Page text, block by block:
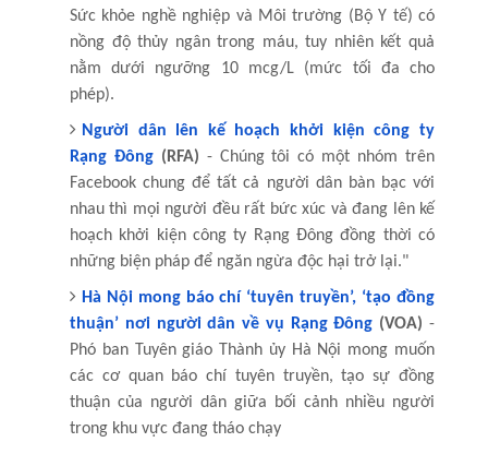
Sức khỏe nghề nghiệp và Môi trường (Bộ Y tế) có
nồng độ thủy ngân trong máu, tuy nhiên kết quả
nằm dưới ngưỡng 10 mcg/L (mức tối đa cho
phép).
Người dân lên kế hoạch khởi kiện công ty
Rạng Đông(RFA) - Chúng tôi có một nhóm trên
Facebook chung để tất cả người dân bàn bạc với
nhau thì mọi người đều rất bức xúc và đang lên kế
hoạch khởi kiện công ty Rạng Đông đồng thời có
những biện pháp để ngăn ngừa độc hại trở lại."
Hà Nội mong báo chí ‘tuyên truyền’, ‘tạo đồng
thuận’ nơi người dân về vụ Rạng Đông (VOA) -
Phó ban Tuyên giáo Thành ủy Hà Nội mong muốn
các cơ quan báo chí tuyên truyền, tạo sự đồng
thuận của người dân giữa bối cảnh nhiều người
trong khu vực đang tháo chạy